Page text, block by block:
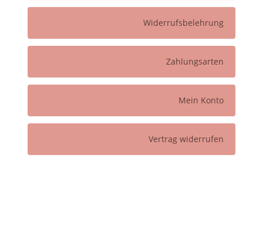
Widerrufsbelehrung
Zahlungsarten
Mein Konto
Vertrag widerrufen